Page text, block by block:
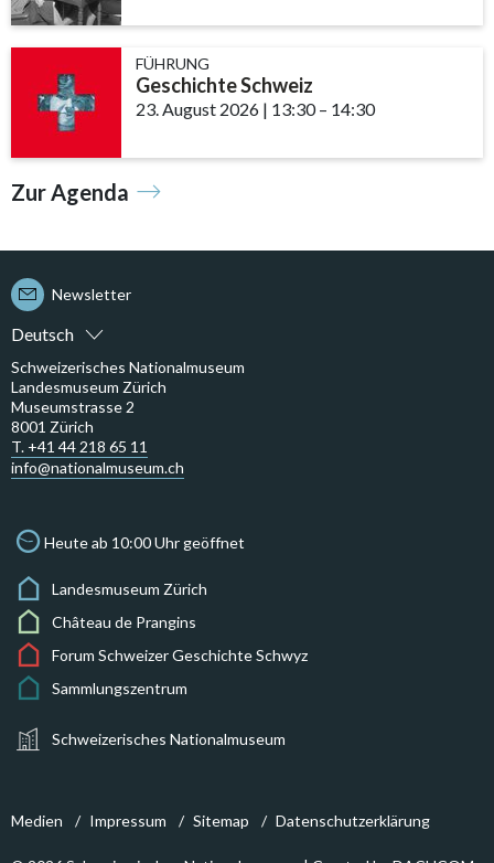
FÜHRUNG
Geschichte Schweiz
23. August 2026 | 13:30accessibility.time_to
– 14:30
Zur Agenda
Deutsch
Newsletter
Schweizerisches Nationalmuseum
Landesmuseum Zürich
Museumstrasse 2
8001 Zürich
T. +41 44 218 65 11
info@nationalmuseum.ch
Heute ab 10:00 Uhr geöffnet
Landesmuseum Zürich
Château de Prangins
Forum Schweizer Geschichte Schwyz
Sammlungszentrum
Schweizerisches Nationalmuseum
Medien Impressum Sitemap Datenschutzerklärung